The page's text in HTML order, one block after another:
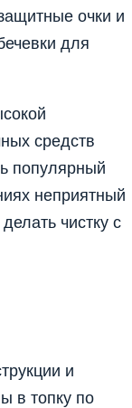
очки и
для
средств
популярный
неприятный
чистку с
и
в топку по